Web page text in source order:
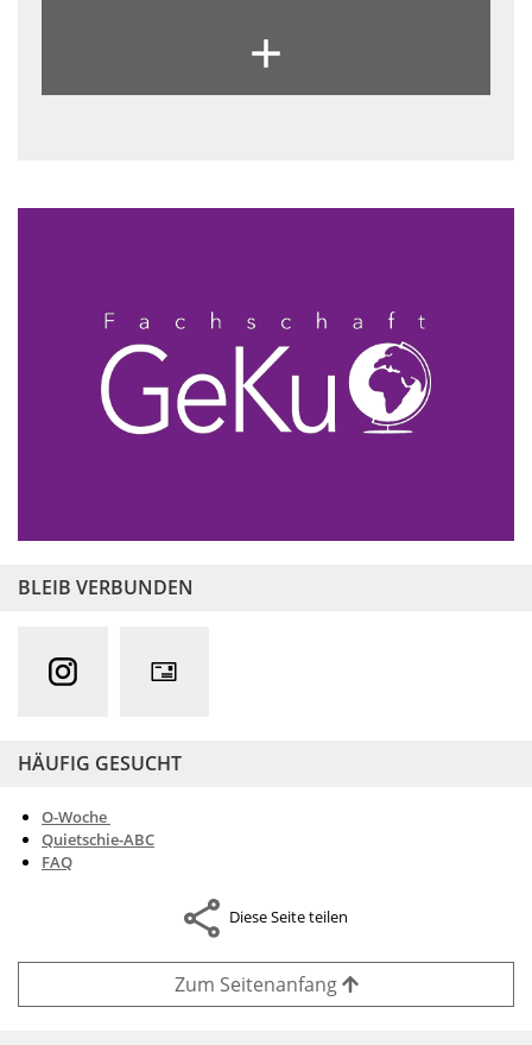
BLEIB VERBUNDEN
HÄUFIG GESUCHT
O-Woche
Quietschie-ABC
FAQ
Diese Seite teilen
Zum Seitenanfang